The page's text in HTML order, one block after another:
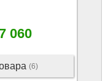
7 060
(6)